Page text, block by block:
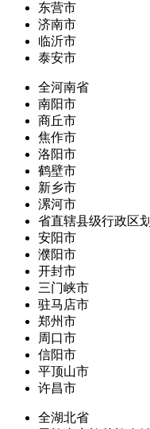
东营市
济南市
临沂市
泰安市
全河南省
南阳市
商丘市
焦作市
洛阳市
鹤壁市
新乡市
漯河市
省直辖县级行政区划
安阳市
濮阳市
开封市
三门峡市
驻马店市
郑州市
周口市
信阳市
平顶山市
许昌市
全湖北省